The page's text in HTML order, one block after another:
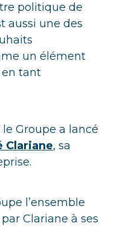
politique de
aussi une des
un élément
en tant
Groupe a lancé
Clariane, sa
l’ensemble
Clariane à ses